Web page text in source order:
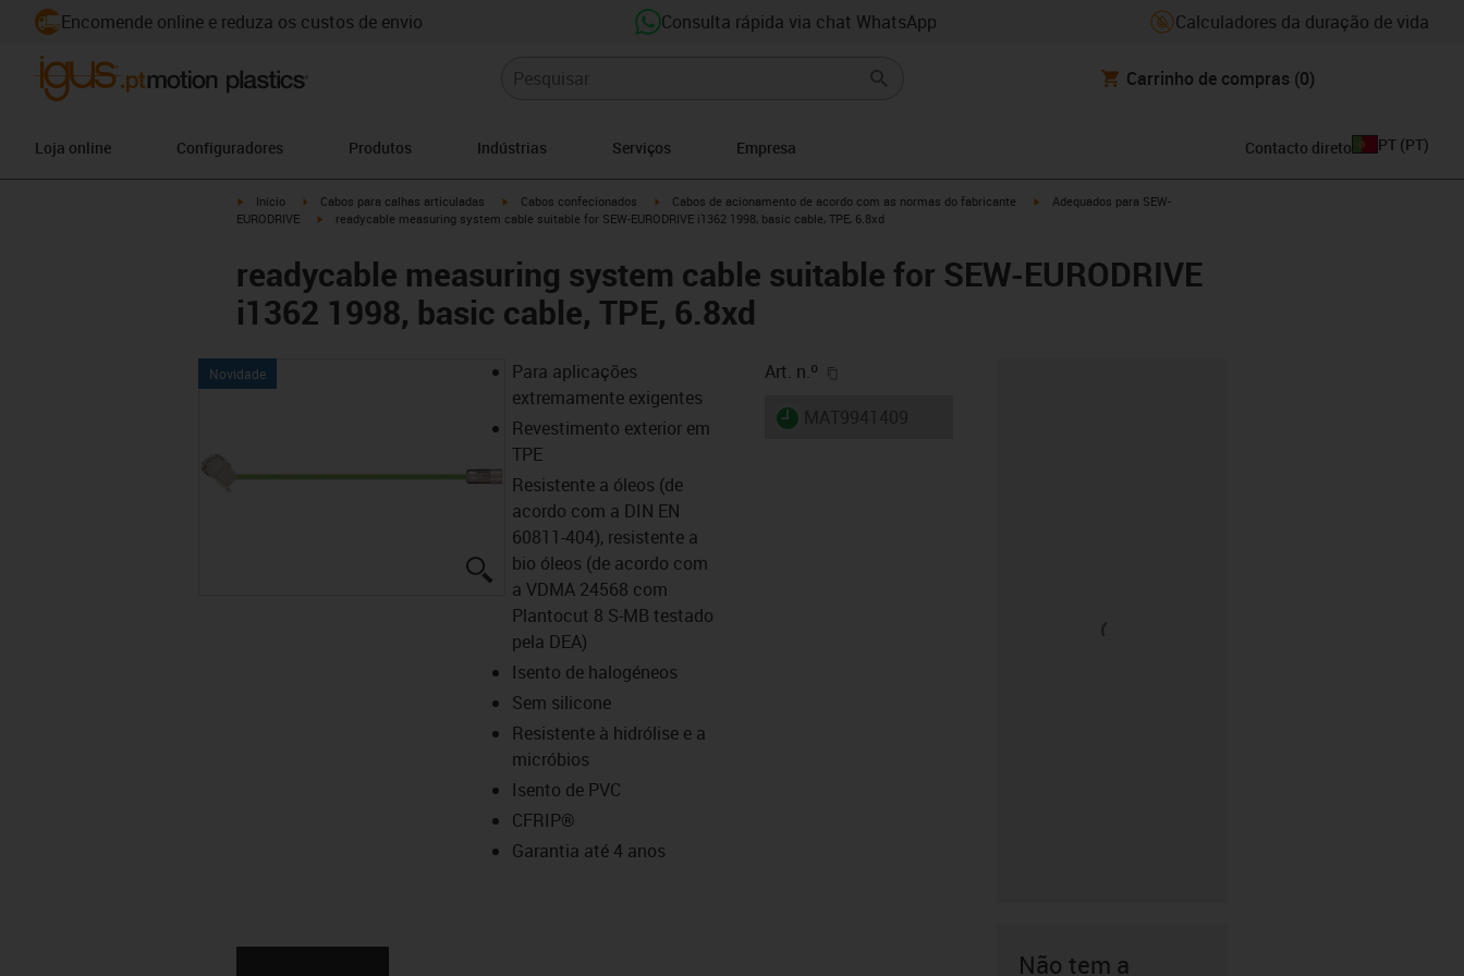
Encomende online e reduza os custos de envio Consulta rápida via chat WhatsApp Calculadores da duração de vida
Carrinho de compras (0)
Loja online Configuradores Produtos Indústrias Serviços Empresa Contacto direto PT (PT)
igus-icon-arrow-right
Início igus-icon-arrow-right
Cabos para calhas articuladas igus-icon-arrow-right
Cabos confecionados igus-icon-arrow-right
Cabos de acionamento de acordo com as normas do fabricante igus-icon-arrow-right
Adequados para SEW-
EURODRIVE
igus-icon-arrow-right
readycable measuring system cable suitable for SEW-EURODRIVE i1362 1998, basic cable, TPE, 6.8xd
readycable measuring system cable suitable for SEW-EURODRIVE
i1362 1998, basic cable, TPE, 6.8xd
Novidade
igus-icon-lupe
Para aplicações
extremamente exigentes
Revestimento exterior em
TPE
Resistente a óleos (de
acordo com a DIN EN
60811-404), resistente a
bio óleos (de acordo com
a VDMA 24568 com
Plantocut 8 S-MB testado
pela DEA)
Isento de halogéneos
Sem silicone
Resistente à hidrólise e a
micróbios
Isento de PVC
CFRIP®
Garantia até 4 anos
Art. n.º
igus-icon-lieferzeit
Não tem a